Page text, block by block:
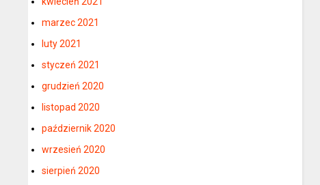
marzec 2021
luty 2021
styczeń 2021
grudzień 2020
listopad 2020
październik 2020
wrzesień 2020
sierpień 2020